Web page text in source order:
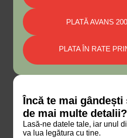
PLATĂ AVANS
PLATA ÎN RATE
Încă te mai gândești
de mai multe detalii?
Lasă-ne datele tale, iar unul
va lua legătura cu tine.